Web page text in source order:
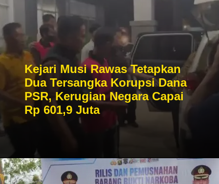
Kejari Musi Rawas Tetapkan
Dua Tersangka Korupsi Dana
PSR, Kerugian Negara Capai
Rp 601,9 Juta